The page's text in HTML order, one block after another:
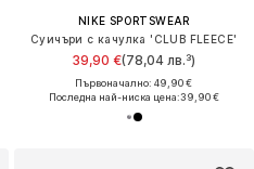
NIKE SPORTSWEAR
Суичъри с качулка 'CLUB FLEECE'
39,90 €(78,04 лв.³)
Първоначално: 49,90 €
Последна най-ниска цена:39,90 €